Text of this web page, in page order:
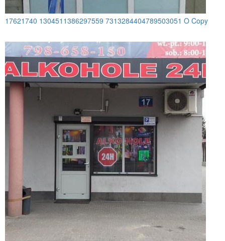
17621740 1304511386297559 7313284404789503051 O Copy